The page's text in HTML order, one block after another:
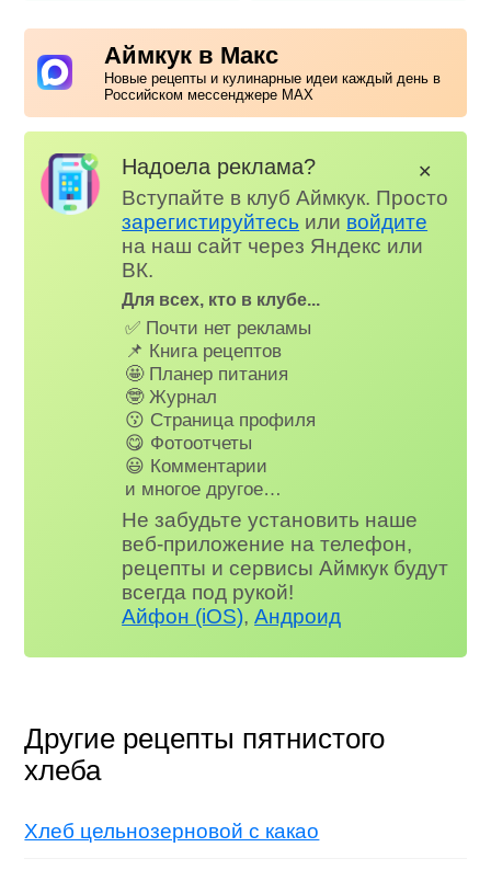
Аймкук в Макс
Новые рецепты и кулинарные идеи каждый день в
Российском мессенджере MAX
Надоела реклама?
Вступайте в клуб Аймкук. Просто
зарегистируйтесь или войдите
на наш сайт через Яндекс или
ВК.
Для всех, кто в клубе...
✅ Почти нет рекламы
📌 Книга рецептов
🤩 Планер питания
🤓 Журнал
😗 Страница профиля
😋 Фотоотчеты
😃 Комментарии
и многое другое…
Не забудьте установить наше
веб-приложение на телефон,
рецепты и сервисы Аймкук будут
всегда под рукой!
Айфон (iOS),Андроид
✕
Другие рецепты пятнистого
хлеба
Хлеб цельнозерновой с какао